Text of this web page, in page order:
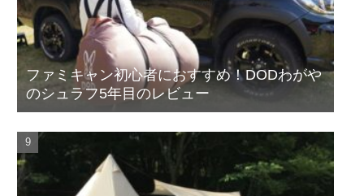
ファミキャン初心者におすすめ！DODわがや
のシュラフ5年目のレビュー